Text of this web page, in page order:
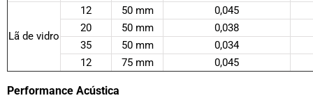
Lã de vidro
12 50 mm
0,045
20
50 mm
0,038
35
50 mm
0,034
12
75 mm 0,045
Performance Acústica